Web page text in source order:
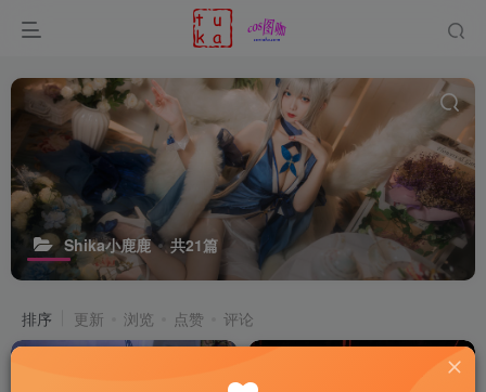
Shika小鹿鹿 共21篇
排序 更新 浏览 点赞 评论